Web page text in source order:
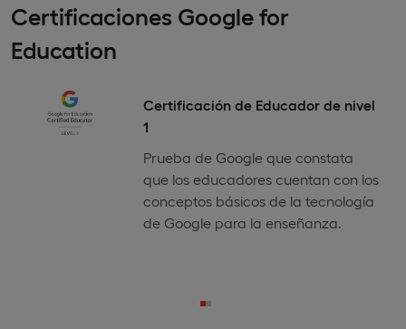
Certificaciones Google for
Education
Certificación de Educador de nivel
1
Prueba de Google que constata
que los educadores cuentan con los
conceptos básicos de la tecnología
de Google para la enseñanza.